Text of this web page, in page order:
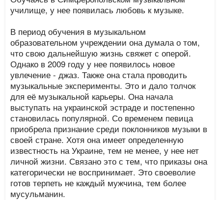
училище, у нее появилась любовь к музыке.
В период обучения в музыкальном
образовательном учреждении она думала о том,
что свою дальнейшую жизнь свяжет с оперой.
Однако в 2009 году у нее появилось новое
увлечение - джаз. Также она стала проводить
музыкальные эксперименты. Это и дало толчок
для её музыкальной карьеры. Она начала
выступать на украинской эстраде и постепенно
становилась популярной. Со временем певица
приобрела признание среди поклонников музыки в
своей стране. Хотя она имеет определенную
известность на Украине, тем не менее, у нее нет
личной жизни. Связано это с тем, что приказы она
категорически не воспринимает. Это своеволие
готов терпеть не каждый мужчина, тем более
мусульманин.